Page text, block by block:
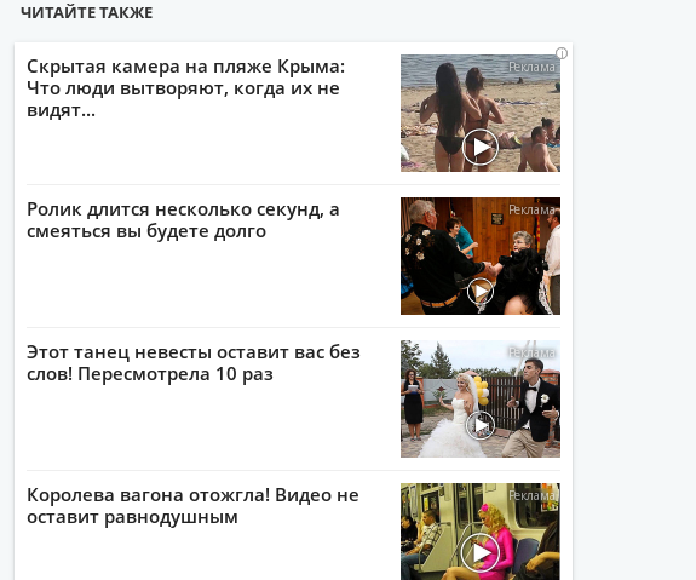
ЧИТАЙТЕ ТАКЖЕ
i
Скрытая камера на пляже Крыма:
Что люди вытворяют, когда их не
видят...
i
Ролик длится несколько секунд, а
смеяться вы будете долго
i
Этот танец невесты оставит вас без
слов! Пересмотрела 10 раз
i
Королева вагона отожгла! Видео не
оставит равнодушным